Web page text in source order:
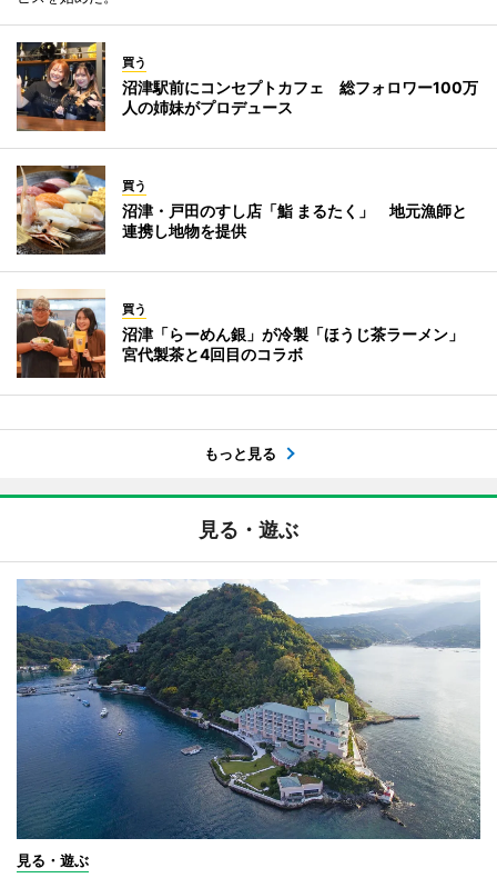
買う
沼津駅前にコンセプトカフェ 総フォロワー100万
人の姉妹がプロデュース
買う
沼津・戸田のすし店「鮨 まるたく」 地元漁師と
連携し地物を提供
買う
沼津「らーめん銀」が冷製「ほうじ茶ラーメン」
宮代製茶と4回目のコラボ
もっと見る
見る・遊ぶ
見る・遊ぶ